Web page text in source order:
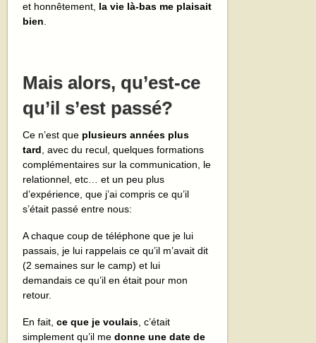
et honnêtement, la vie là-bas me plaisait
bien
Mais alors, qu’est-ce
qu’il s’est passé?
Ce n’est que plusieurs années plus
tard, avec du recul, quelques formations
complémentaires sur la communication, le
relationnel, etc… et un peu plus
d’expérience, que j’ai compris ce qu’il
s’était passé entre nous:
A chaque coup de téléphone que je lui
passais, je lui rappelais ce qu’il m’avait dit
(2 semaines sur le camp) et lui
demandais ce qu’il en était pour mon
retour.
En fait,ce que je voulais , c’était
simplement qu’il medonne une date de